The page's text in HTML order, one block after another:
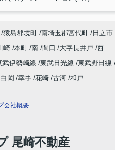
猿島郡境町 南埼玉郡宮代町 日立市
崎 本町 南 間口 大字長井戸 西
武伊勢崎線 東武日光線 東武野田線
白岡 幸手 花崎 古河 和戸
会社概要
尾崎不動産